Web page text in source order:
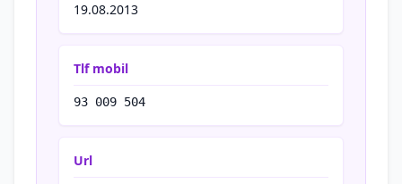
19.08.2013
Tlf mobil
93 009 504
Url